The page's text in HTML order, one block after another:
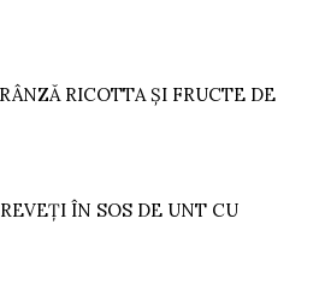
RICOTTA ȘI FRUCTE DE
ÎN SOS DE UNT CU